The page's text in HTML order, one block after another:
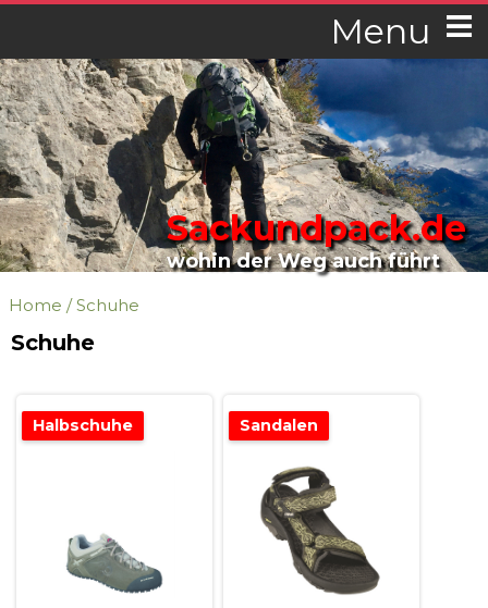
Menu
Sackundpack.de
wohin der Weg auch führt
Home /Schuhe
Schuhe
Halbschuhe Sandalen